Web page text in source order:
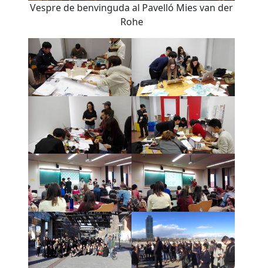
Vespre de benvinguda al Pavelló Mies van der
Rohe